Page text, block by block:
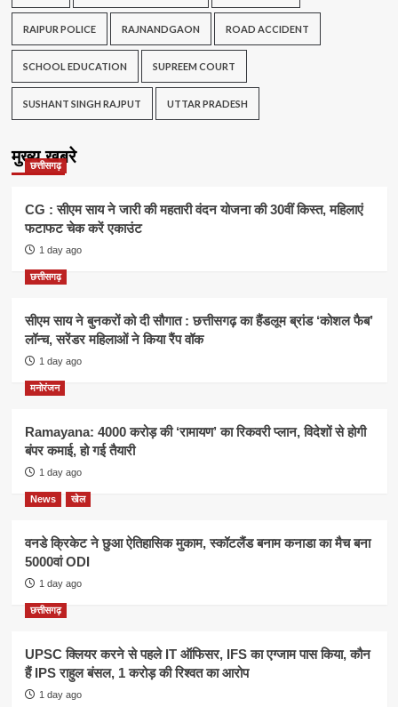
RAIPUR POLICE RAJNANDGAON ROAD ACCIDENT
SCHOOL EDUCATION SUPREEM COURT
SUSHANT SINGH RAJPUT UTTAR PRADESH
मुख्य खबरे
छत्तीसगढ़
CG : सीएम साय ने जारी की महतारी वंदन योजना की 30वीं किस्त, महिलाएं
फटाफट चेक करें एकाउंट
1 day ago
छत्तीसगढ़
सीएम साय ने बुनकरों को दी सौगात : छत्तीसगढ़ का हैंडलूम ब्रांड ‘कोशल फैब’
लॉन्च, सरेंडर महिलाओं ने किया रैंप वॉक
1 day ago
मनोरंजन
Ramayana: 4000 करोड़ की ‘रामायण’ का रिकवरी प्लान, विदेशों से होगी
बंपर कमाई, हो गई तैयारी
1 day ago
News खेल
वनडे क्रिकेट ने छुआ ऐतिहासिक मुकाम, स्कॉटलैंड बनाम कनाडा का मैच बना
5000वां ODI
1 day ago
छत्तीसगढ़
UPSC क्लियर करने से पहले IT ऑफिसर, IFS का एग्जाम पास किया, कौन
हैं IPS राहुल बंसल, 1 करोड़ की रिश्वत का आरोप
1 day ago